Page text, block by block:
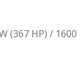
(367 HP) / 1600